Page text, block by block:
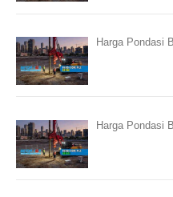
Harga Pondasi
Harga Pondasi